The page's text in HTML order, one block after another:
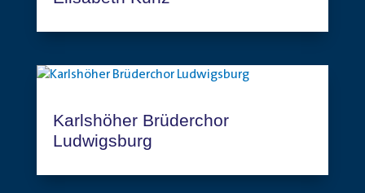
Karlshöher Brüderchor
Ludwigsburg